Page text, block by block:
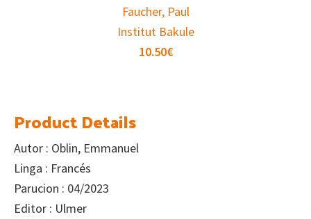
Faucher, Paul
Institut Bakule
10.50€
Product Details
Autor : Oblin, Emmanuel
Linga : Francés
Parucion : 04/2023
Editor : Ulmer